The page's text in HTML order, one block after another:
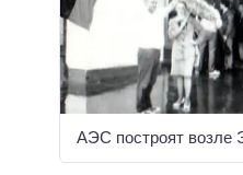
АЭС построят возле